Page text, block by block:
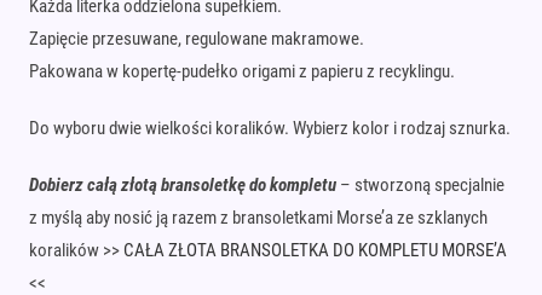
Każda literka oddzielona supełkiem.
Zapięcie przesuwane, regulowane makramowe.
Pakowana w kopertę-pudełko origami z papieru z recyklingu.
Do wyboru dwie wielkości koralików. Wybierz kolor i rodzaj sznurka.
Dobierz całą złotą bransoletkę do kompletu – stworzoną specjalnie
z myślą aby nosić ją razem z bransoletkami Morse’a ze szklanych
koralików >> CAŁA ZŁOTA BRANSOLETKA DO KOMPLETU MORSE’A
<<